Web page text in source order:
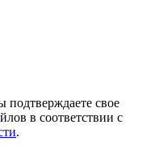
подтверждаете свое
в соответствии с
.